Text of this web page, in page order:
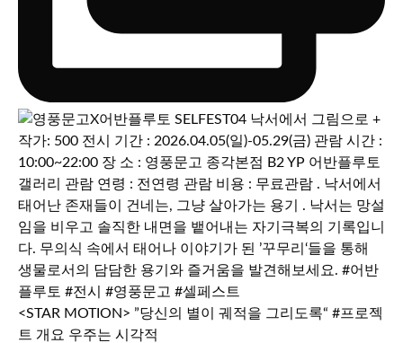
<STAR MOTION> ”당신의 별이 궤적을 그리도록“ #프로젝
트 개요 우주는 시각적